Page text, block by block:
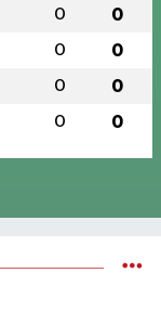
0 0
0 0
0 0
0 0